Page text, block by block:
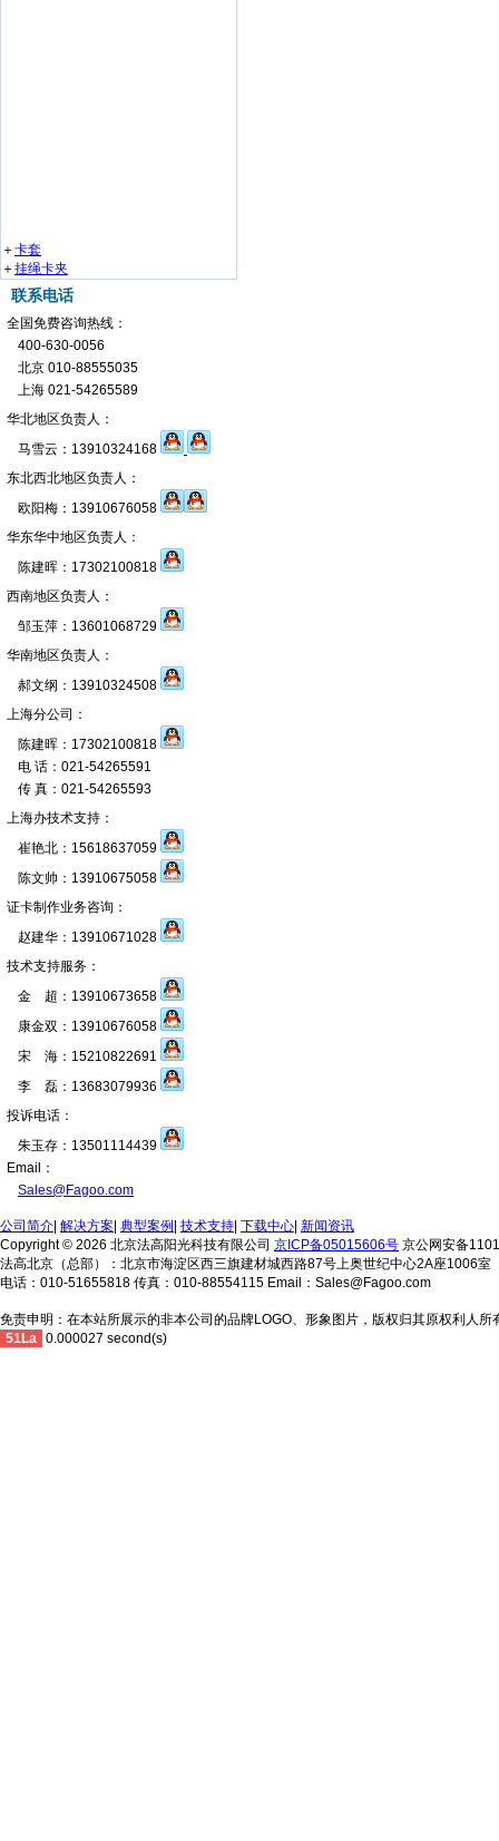
＋卡套
＋挂绳卡夹
联系电话
全国免费咨询热线：
400-630-0056
北京 010-88555035
上海 021-54265589
华北地区负责人：
马雪云：13910324168
东北西北地区负责人：
欧阳梅：13910676058
华东华中地区负责人：
陈建晖：17302100818
西南地区负责人：
邹玉萍：13601068729
华南地区负责人：
郝文纲：13910324508
上海分公司：
陈建晖：17302100818
电 话：021-54265591
传 真：021-54265593
上海办技术支持：
崔艳北：15618637059
陈文帅：13910675058
证卡制作业务咨询：
赵建华：13910671028
技术支持服务：
金 超：13910673658
康金双：13910676058
宋 海：15210822691
李 磊：13683079936
投诉电话：
朱玉存：13501114439
Email：
Sales@Fagoo.com
公司简介 解决方案 典型案例 技术支持 下载中心 新闻资讯
Copyright © 2026 北京法高阳光科技有限公司 京ICP备05015606号 京公网安备
法高北京（总部）：北京市海淀区西三旗建材城西路87号上奥世纪中心2A座1006室
电话：010-51655818 传真：010-88554115 Email：Sales@Fagoo.com
免责申明：在本站所展示的非本公司的品牌LOGO、形象图片，版权归其原权利人所
51La 0.000027 second(s)